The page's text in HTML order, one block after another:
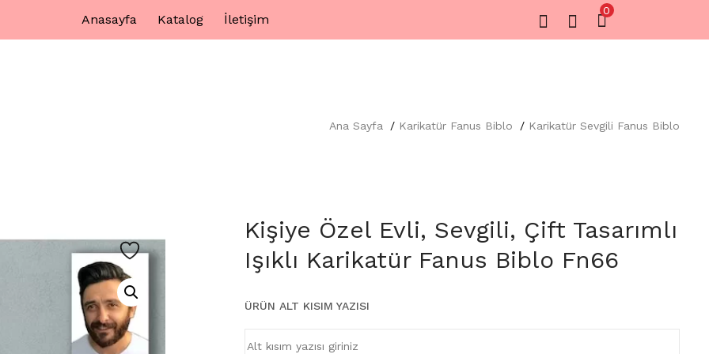
Anasayfa Katalog İletişim
0
Ana Sayfa Karikatür Fanus Biblo Karikatür Sevgili Fanus Biblo
Kişiye Özel Evli, Sevgili, Çift Tasarımlı
Işıklı Karikatür Fanus Biblo Fn66
ÜRÜN ALT KISIM YAZISI